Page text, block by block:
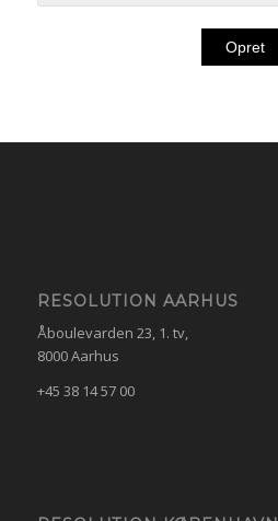
RESOLUTION AARHUS
Åboulevarden 23, 1. tv,
8000 Aarhus
+45 38 14 57 00